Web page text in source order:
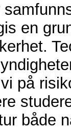
en
på
både